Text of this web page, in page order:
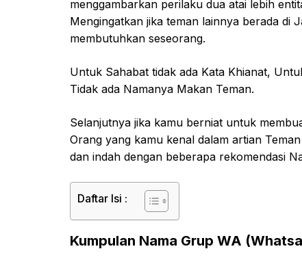
menggambarkan perilaku dua atai lebih
Mengingatkan jika teman lainnya berada di
membutuhkan seseorang.
Untuk Sahabat tidak ada Kata Khianat,
Tidak ada Namanya Makan Teman.
Selanjutnya jika kamu berniat untuk
Orang yang kamu kenal dalam artian
dan indah dengan beberapa rekomendasi
Daftar Isi :
Kumpulan Nama Grup WA